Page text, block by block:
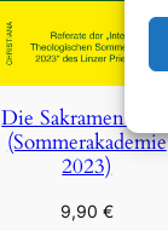
Die Sakramentalien
(Sommerakademie
2023)
9,90 €